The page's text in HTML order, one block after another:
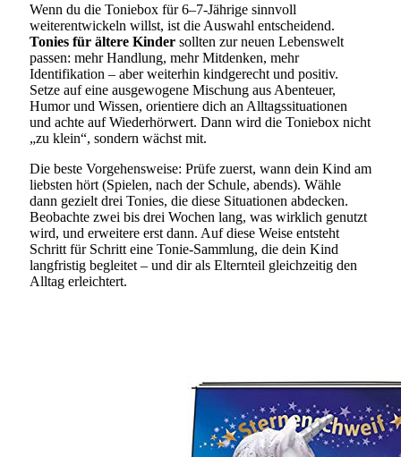
Wenn du die Toniebox für 6–7-Jährige sinnvoll
weiterentwickeln willst, ist die Auswahl entscheidend.
Tonies für ältere Kinder sollten zur neuen Lebenswelt
passen: mehr Handlung, mehr Mitdenken, mehr
Identifikation – aber weiterhin kindgerecht und positiv.
Setze auf eine ausgewogene Mischung aus Abenteuer,
Humor und Wissen, orientiere dich an Alltagssituationen
und achte auf Wiederhörwert. Dann wird die Toniebox nicht
„zu klein“, sondern wächst mit.
Die beste Vorgehensweise: Prüfe zuerst, wann dein Kind am
liebsten hört (Spielen, nach der Schule, abends). Wähle
dann gezielt drei Tonies, die diese Situationen abdecken.
Beobachte zwei bis drei Wochen lang, was wirklich genutzt
wird, und erweitere erst dann. Auf diese Weise entsteht
Schritt für Schritt eine Tonie-Sammlung, die dein Kind
langfristig begleitet – und dir als Elternteil gleichzeitig den
Alltag erleichtert.